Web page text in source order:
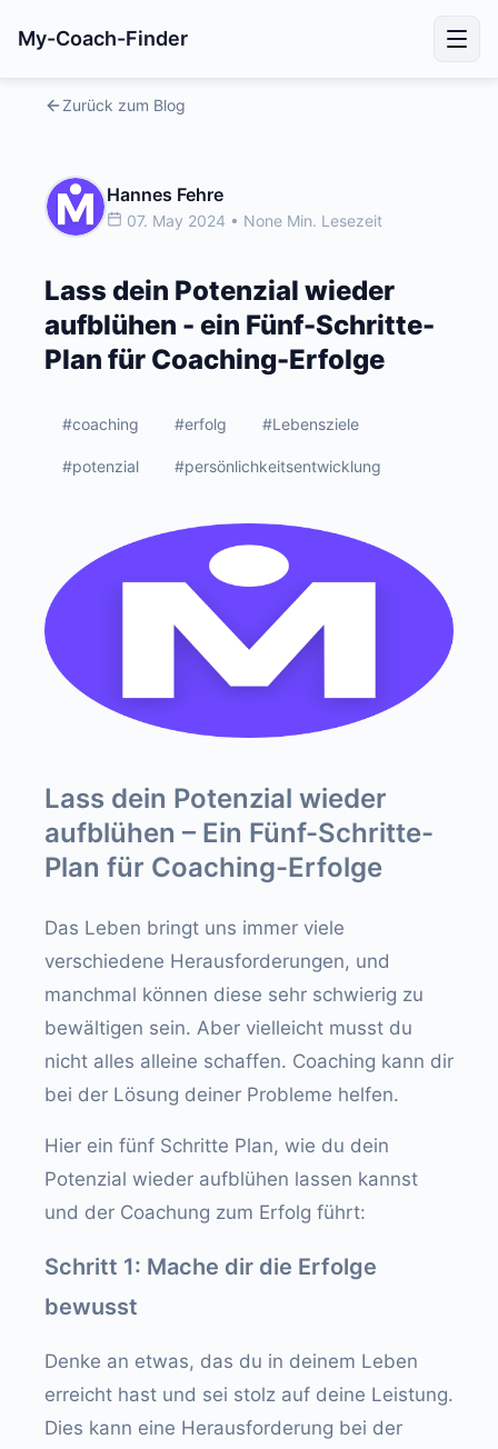
My-Coach-Finder
Zurück zum Blog
Hannes Fehre
07. May 2024 • None Min. Lesezeit
Lass dein Potenzial wieder
aufblühen - ein Fünf-Schritte-
Plan für Coaching-Erfolge
#coaching #erfolg #Lebensziele
#potenzial #persönlichkeitsentwicklung
Lass dein Potenzial wieder
aufblühen – Ein Fünf-Schritte-
Plan für Coaching-Erfolge
Das Leben bringt uns immer viele
verschiedene Herausforderungen, und
manchmal können diese sehr schwierig zu
bewältigen sein. Aber vielleicht musst du
nicht alles alleine schaffen. Coaching kann dir
bei der Lösung deiner Probleme helfen.
Hier ein fünf Schritte Plan, wie du dein
Potenzial wieder aufblühen lassen kannst
und der Coachung zum Erfolg führt:
Schritt 1: Mache dir die Erfolge
bewusst
Denke an etwas, das du in deinem Leben
erreicht hast und sei stolz auf deine Leistung.
Dies kann eine Herausforderung bei der